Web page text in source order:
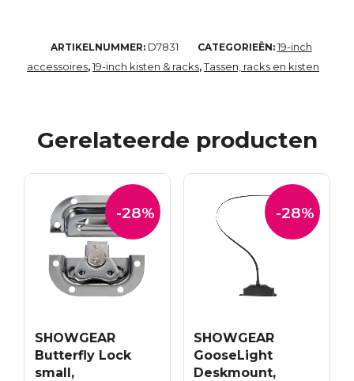
ARTIKELNUMMER: D7831 CATEGORIEËN: 19-inch
accessoires, 19-inch kisten & racks,Tassen, racks en kisten
Gerelateerde producten
-28%
SHOWGEAR
Butterfly Lock
small,
-28%
SHOWGEAR
GooseLight
Deskmount,